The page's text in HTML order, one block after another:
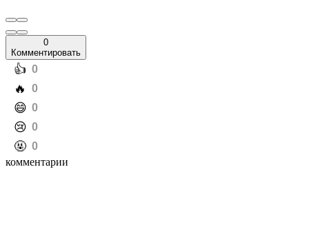
0
Комментировать
️👍 0
️🔥 0
️😄 0
️😢 0
️🤬 0
комментарии